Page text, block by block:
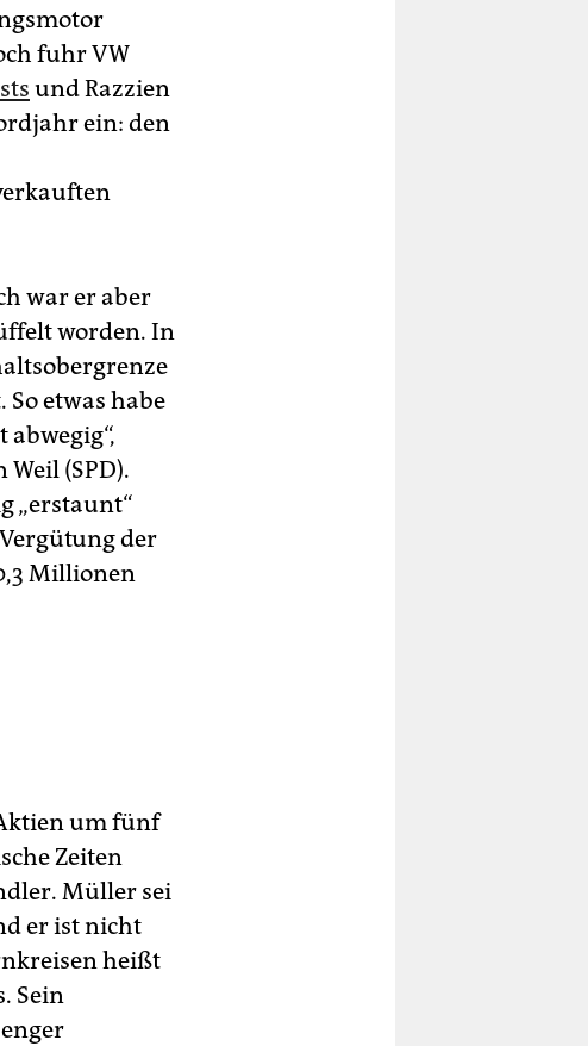
fuhr VW
und Razzien
ein: den
war er aber
worden. In
etwas habe
abwegig“,
(SPD).
„erstaunt“
der
Millionen
um fünf
Zeiten
Müller sei
er ist nicht
heißt
Sein